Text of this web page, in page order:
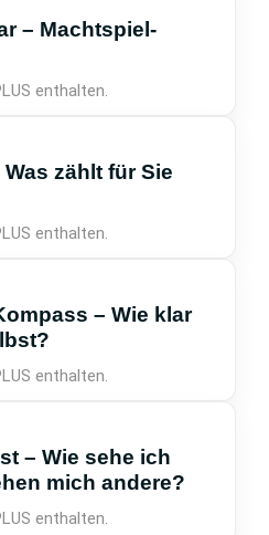
– Machtspiel-
enthalten.
zählt für Sie
enthalten.
– Wie klar
enthalten.
– Wie sehe ich
mich andere?
enthalten.